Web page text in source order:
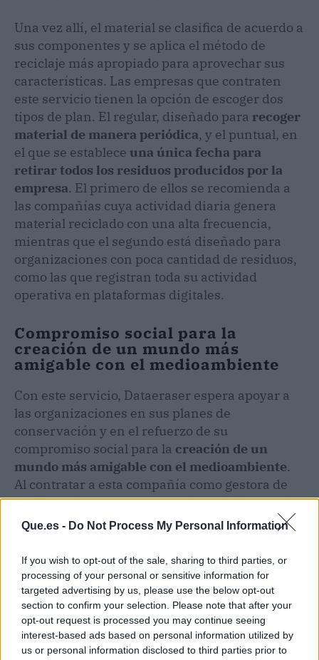
Que.es - Do Not Process My Personal Information
If you wish to opt-out of the sale, sharing to third parties, or
processing of your personal or sensitive information for
targeted advertising by us, please use the below opt-out
section to confirm your selection. Please note that after your
opt-out request is processed you may continue seeing
interest-based ads based on personal information utilized by
us or personal information disclosed to third parties prior to
Una vez allí, el material se clasifica de acuerdo a
sus componentes y se aplica el método de
reciclaje más apropiado para aprovechar sus
características. Las empresas que contraten
este servicio tienen la opción de escoger dos
tipos de plan. El regular, diseñado para recoger
material de manera periódica, y el puntual, en
el que se establece una única fecha para
retirar todos los residuos producidos por la
empresa. El primero de ellos se recomienda a
las compañías cuya actividad diaria genera
material reciclado con una alta frecuencia,
mientras que el segundo está diseñado para
organizaciones con poca cantidad de residuos,
como las que registran toda su actividad
operativa en plataformas digitales.
Compromiso social para la
creación de un mundo más
amigable con el medioambiente
Con este servicio, Dataeraser espera apoyar a
las organizaciones en sus planes de
conservación y en el refuerzo de su
compromiso social para la creación de un
mundo más amigable con el medioambiente.
Al contratar a esta compañía como gestora de
residuos, las empresas no solo contribuyen al
cuidado de los bosques, sino que también
como la ISO 9001 y 14001, las cuales otorgan
ventajas competitivas frente a otras
organizaciones de su sector.
Por estos motivos, Dataeraser invita a todos los
interesados en gestionar sus residuos a partir